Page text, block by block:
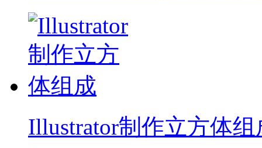
Illustrator制作立方体组